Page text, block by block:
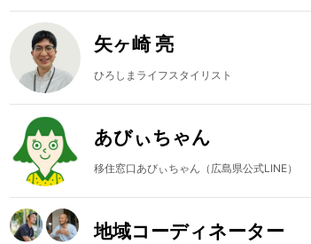
矢ヶ崎 亮
ひろしまライフスタイリスト
あびぃちゃん
移住窓口あびぃちゃん（広島県公式LINE）
地域コーディネーター